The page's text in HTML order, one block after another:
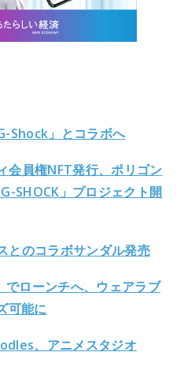
Shock」とコラボへ
会員権NFT発行、ポリゴン
SHOCK」プロジェクト開
とのコラボサンダル発売
ローンチへ、ウェアラブ
可能に
、アニメスタジオ